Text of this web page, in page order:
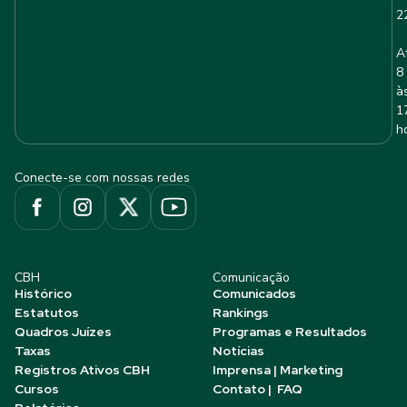
8
Conecte-se com nossas redes
CBH
Histórico
Estatutos
Quadros Juízes
Taxas
Registros Ativos CBH
Cursos
Comunicação
Comunicados
Rankings
Programas e Resultados
Notícias
Imprensa | Marketing
Contato | FAQ